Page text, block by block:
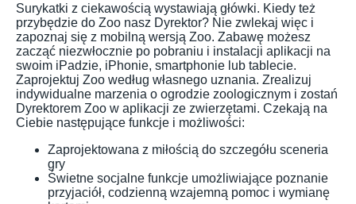
Surykatki z ciekawością wystawiają główki. Kiedy też
przybędzie do Zoo nasz Dyrektor? Nie zwlekaj więc i
zapoznaj się z mobilną wersją Zoo. Zabawę możesz
zacząć niezwłocznie po pobraniu i instalacji aplikacji na
swoim iPadzie, iPhonie, smartphonie lub tablecie.
Zaprojektuj Zoo według własnego uznania. Zrealizuj
indywidualne marzenia o ogrodzie zoologicznym i zostań
Dyrektorem Zoo w aplikacji ze zwierzętami. Czekają na
Ciebie następujące funkcje i możliwości:
Zaprojektowana z miłością do szczegółu sceneria
gry
Świetne socjalne funkcje umożliwiające poznanie
przyjaciół, codzienną wzajemną pomoc i wymianę